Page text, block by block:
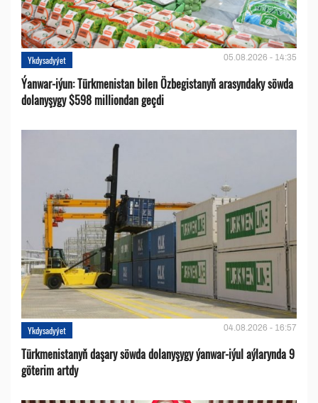
Ykdysadyýet 05.08.2026 - 14:35
Ýanwar-iýun: Türkmenistan bilen Özbegistanyň arasyndaky söwda
dolanyşygy $598 milliondan geçdi
Ykdysadyýet 04.08.2026 - 16:57
Türkmenistanyň daşary söwda dolanyşygy ýanwar-iýul aýlarynda 9
göterim artdy